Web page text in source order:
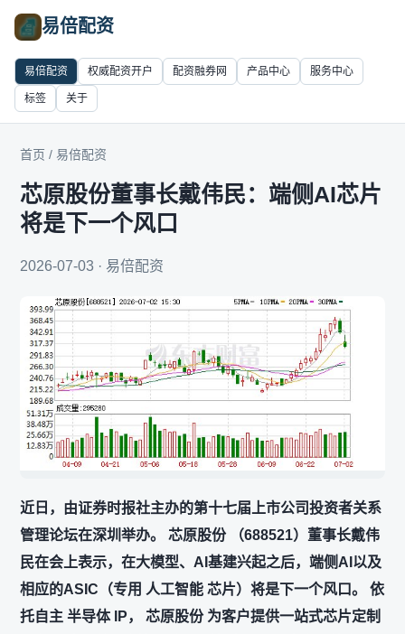
易倍配资
易倍配资 权威配资开户 配资融券网 产品中心 服务中心
标签 关于
首页 / 易倍配资
芯原股份董事长戴伟民：端侧AI芯片
将是下一个风口
2026-07-03 · 易倍配资
近日，由证券时报社主办的第十七届上市公司投资者关系
管理论坛在深圳举办。 芯原股份 （688521）董事长戴伟
民在会上表示，在大模型、AI基建兴起之后，端侧AI以及
相应的ASIC（专用 人工智能 芯片）将是下一个风口。 依
托自主 半导体 IP， 芯原股份 为客户提供一站式芯片定制